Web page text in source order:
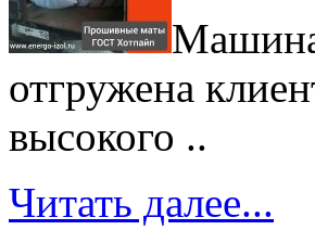
отгружена
высокого ..
Читать далее...